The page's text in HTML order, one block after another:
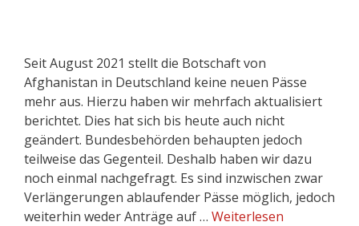
Seit August 2021 stellt die Botschaft von
Afghanistan in Deutschland keine neuen Pässe
mehr aus. Hierzu haben wir mehrfach aktualisiert
berichtet. Dies hat sich bis heute auch nicht
geändert. Bundesbehörden behaupten jedoch
teilweise das Gegenteil. Deshalb haben wir dazu
noch einmal nachgefragt. Es sind inzwischen zwar
Verlängerungen ablaufender Pässe möglich, jedoch
weiterhin weder Anträge auf … Weiterlesen